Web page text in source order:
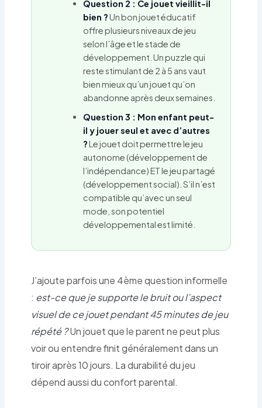
Question 2 : Ce jouet vieillit-il
bien ?Un bon jouet éducatif
offre plusieurs niveaux de jeu
selon l’âge et le stade de
développement. Un puzzle qui
reste stimulant de 2 à 5 ans vaut
bien mieux qu’un jouet qu’on
abandonne après deux semaines.
Question 3 : Mon enfant peut-
il y jouer seul et avec d’autres
?Le jouet doit permettre le jeu
autonome (développement de
l’indépendance) ET le jeu partagé
(développement social). S’il n’est
compatible qu’avec un seul
mode, son potentiel
développemental est limité.
J’ajoute parfois une 4ème question informelle
: est-ce que je supporte le bruit ou l’aspect
visuel de ce jouet pendant 45 minutes de jeu
répété ?Un jouet que le parent ne peut plus
voir ou entendre finit généralement dans un
tiroir après 10 jours. La durabilité du jeu
dépend aussi du confort parental.